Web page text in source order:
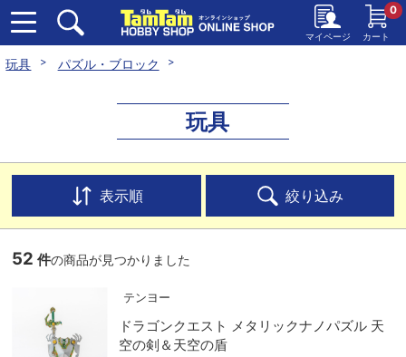
マイページ カート
0
玩具 パズル・ブロック
玩具
表示順 絞り込み
52 件の商品が見つかりました
テンヨー
ドラゴンクエスト メタリックナノパズル 天
空の剣＆天空の盾